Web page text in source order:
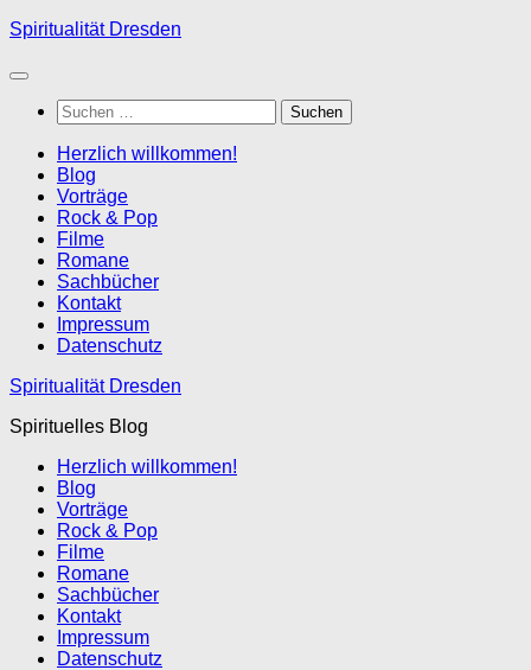
Zum
springen
Spiritualität Dresden
Suchen
nach:
Herzlich willkommen!
Blog
Vorträge
Rock & Pop
Filme
Romane
Sachbücher
Kontakt
Impressum
Datenschutz
Spiritualität Dresden
Spirituelles Blog
Herzlich willkommen!
Blog
Vorträge
Rock & Pop
Filme
Romane
Sachbücher
Kontakt
Impressum
Datenschutz